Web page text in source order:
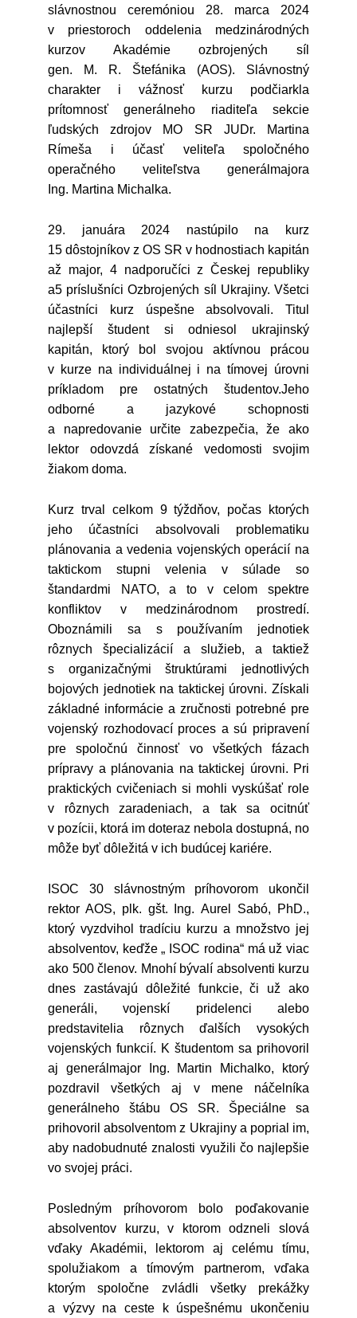
slávnostnou ceremóniou 28. marca 2024
v priestoroch oddelenia medzinárodných
kurzov Akadémie ozbrojených síl
gen. M. R. Štefánika (AOS). Slávnostný
charakter i vážnosť kurzu podčiarkla
prítomnosť generálneho riaditeľa sekcie
ľudských zdrojov MO SR JUDr. Martina
Rímeša i účasť veliteľa spoločného
operačného veliteľstva generálmajora
Ing. Martina Michalka.
29. januára 2024 nastúpilo na kurz
15 dôstojníkov z OS SR v hodnostiach kapitán
až major, 4 nadporučíci z Českej republiky
a5 príslušníci Ozbrojených síl Ukrajiny. Všetci
účastníci kurz úspešne absolvovali. Titul
najlepší študent si odniesol ukrajinský
kapitán, ktorý bol svojou aktívnou prácou
v kurze na individuálnej i na tímovej úrovni
príkladom pre ostatných študentov.Jeho
odborné a jazykové schopnosti
a napredovanie určite zabezpečia, že ako
lektor odovzdá získané vedomosti svojim
žiakom doma.
Kurz trval celkom 9 týždňov, počas ktorých
jeho účastníci absolvovali problematiku
plánovania a vedenia vojenských operácií na
taktickom stupni velenia v súlade so
štandardmi NATO, a to v celom spektre
konfliktov v medzinárodnom prostredí.
Oboznámili sa s používaním jednotiek
rôznych špecializácií a služieb, a taktiež
s organizačnými štruktúrami jednotlivých
bojových jednotiek na taktickej úrovni. Získali
základné informácie a zručnosti potrebné pre
vojenský rozhodovací proces a sú pripravení
pre spoločnú činnosť vo všetkých fázach
prípravy a plánovania na taktickej úrovni. Pri
praktických cvičeniach si mohli vyskúšať role
v rôznych zaradeniach, a tak sa ocitnúť
v pozícii, ktorá im doteraz nebola dostupná, no
môže byť dôležitá v ich budúcej kariére.
ISOC 30 slávnostným príhovorom ukončil
rektor AOS, plk. gšt. Ing. Aurel Sabó, PhD.,
ktorý vyzdvihol tradíciu kurzu a množstvo jej
absolventov, keďže „ ISOC rodina“ má už viac
ako 500 členov. Mnohí bývalí absolventi kurzu
dnes zastávajú dôležité funkcie, či už ako
generáli, vojenskí pridelenci alebo
predstavitelia rôznych ďalších vysokých
vojenských funkcií. K študentom sa prihovoril
aj generálmajor Ing. Martin Michalko, ktorý
pozdravil všetkých aj v mene náčelníka
generálneho štábu OS SR. Špeciálne sa
prihovoril absolventom z Ukrajiny a poprial im,
aby nadobudnuté znalosti využili čo najlepšie
vo svojej práci.
Posledným príhovorom bolo poďakovanie
absolventov kurzu, v ktorom odzneli slová
vďaky Akadémii, lektorom aj celému tímu,
spolužiakom a tímovým partnerom, vďaka
ktorým spoločne zvládli všetky prekážky
a výzvy na ceste k úspešnému ukončeniu